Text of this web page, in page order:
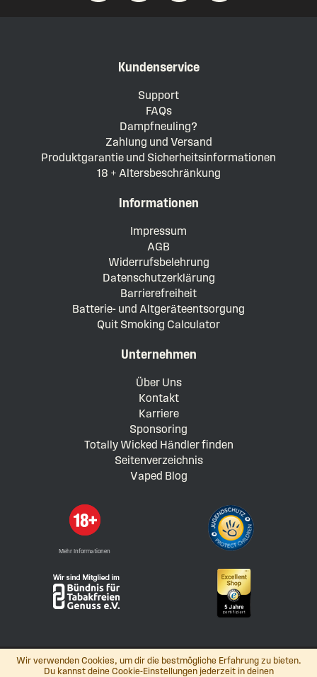
Wir verwenden Cookies, um dir die bestmögliche Erfahrung zu bieten.
Du kannst deine Cookie-Einstellungen jederzeit in deinen
Kundenservice
Support
FAQs
Dampfneuling?
Zahlung und Versand
Produktgarantie und Sicherheitsinformationen
18 + Altersbeschränkung
Informationen
Impressum
AGB
Widerrufsbelehrung
Datenschutzerklärung
Barrierefreiheit
Batterie- und Altgeräteentsorgung
Quit Smoking Calculator
Unternehmen
Über Uns
Kontakt
Karriere
Sponsoring
Totally Wicked Händler finden
Seitenverzeichnis
Vaped Blog
Mehr Informationen